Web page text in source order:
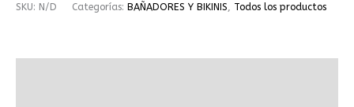
SKU: N/D Categorías: BAÑADORES Y BIKINIS Todos los productos